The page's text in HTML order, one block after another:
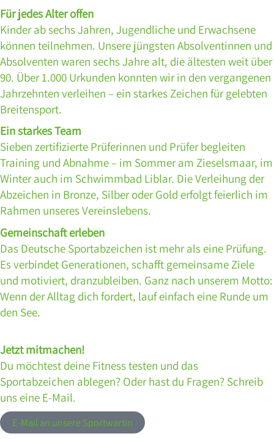
Für jedes Alter offen
Kinder ab sechs Jahren, Jugendliche und Erwachsene
können teilnehmen. Unsere jüngsten Absolventinnen und
Absolventen waren sechs Jahre alt, die ältesten weit über
90. Über 1.000 Urkunden konnten wir in den vergangenen
Jahrzehnten verleihen – ein starkes Zeichen für gelebten
Breitensport.
Ein starkes Team
Sieben zertifizierte Prüferinnen und Prüfer begleiten
Training und Abnahme – im Sommer am Zieselsmaar, im
Winter auch im Schwimmbad Liblar. Die Verleihung der
Abzeichen in Bronze, Silber oder Gold erfolgt feierlich im
Rahmen unseres Vereinslebens.
Gemeinschaft erleben
Das Deutsche Sportabzeichen ist mehr als eine Prüfung.
Es verbindet Generationen, schafft gemeinsame Ziele
und motiviert, dranzubleiben. Ganz nach unserem Motto:
Wenn der Alltag dich fordert, lauf einfach eine Runde um
den See.
Jetzt mitmachen!
Du möchtest deine Fitness testen und das
Sportabzeichen ablegen? Oder hast du Fragen? Schreib
uns eine E-Mail.
E-Mail an unsere Sportwartin